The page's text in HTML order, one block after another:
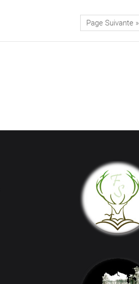
Page Suivante »